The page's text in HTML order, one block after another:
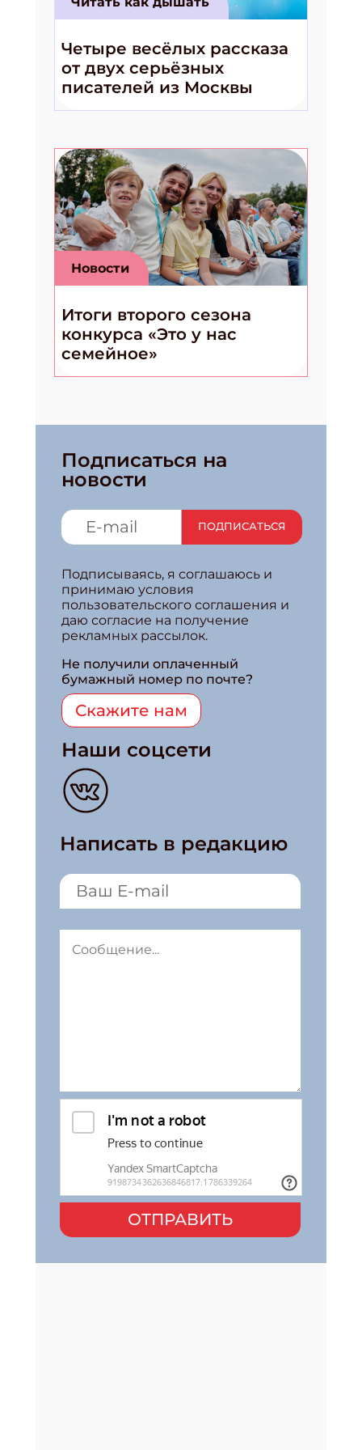
Четыре весёлых рассказа
от двух серьёзных
писателей из Москвы
Новости
Итоги второго сезона
конкурса «Это у нас
семейное»
Подписаться на
новости
ПОДПИСАТЬСЯ
Подписываясь, я соглашаюсь и
принимаю условия
пользовательского соглашения и
даю согласие на получение
рекламных рассылок.
Не получили оплаченный
бумажный номер по почте?
Скажите нам
Наши соцсети
Написать в редакцию
ОТПРАВИТЬ